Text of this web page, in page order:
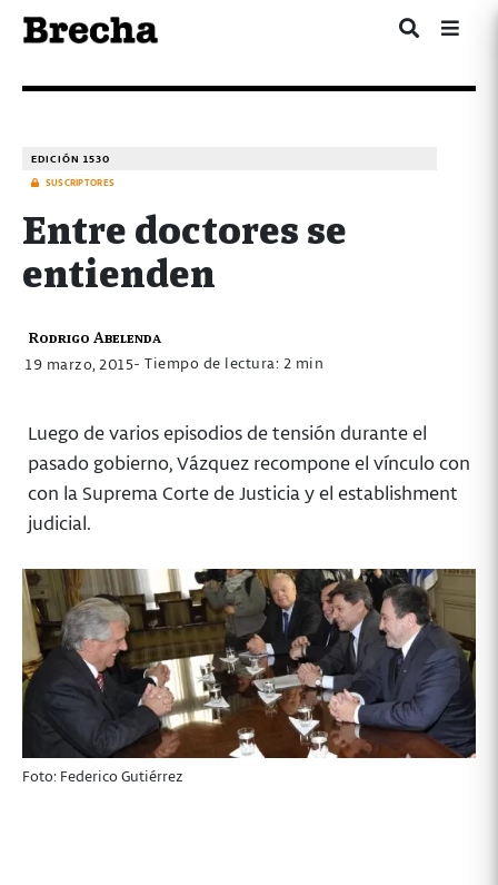
EDICIÓN 1530
SUSCRIPTORES
Entre doctores se
entienden
Rodrigo Abelenda
19 marzo, 2015- Tiempo de lectura: 2 min
Luego de varios episodios de tensión durante el
pasado gobierno, Vázquez recompone el vínculo con
con la Suprema Corte de Justicia y el establishment
judicial.
Foto: Federico Gutiérrez